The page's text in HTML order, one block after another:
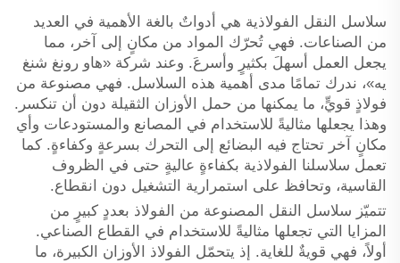
سلاسل النقل الفولاذية هي أدواتٌ بالغة الأهمية في العديد
من الصناعات. فهي تُحرّك المواد من مكانٍ إلى آخر، مما
يجعل العمل أسهلَ بكثيرٍ وأسرعَ. وعند شركة «هاو رونغ شنغ
يه»، ندرك تمامًا مدى أهمية هذه السلاسل. فهي مصنوعة من
فولاذٍ قويٍّ، ما يمكنها من حمل الأوزان الثقيلة دون أن تنكسر.
وهذا يجعلها مثاليةً للاستخدام في المصانع والمستودعات وأي
مكانٍ آخر تحتاج فيه البضائع إلى التحرك بسرعةٍ وكفاءةٍ. كما
تعمل سلاسلنا الفولاذية بكفاءةٍ عاليةٍ حتى في الظروف
القاسية، وتحافظ على استمرارية التشغيل دون انقطاع.
تتميّز سلاسل النقل المصنوعة من الفولاذ بعددٍ كبيرٍ من
المزايا التي تجعلها مثاليةً للاستخدام في القطاع الصناعي.
أولاً، فهي قويةٌ للغاية. إذ يتحمّل الفولاذ الأوزان الكبيرة، ما